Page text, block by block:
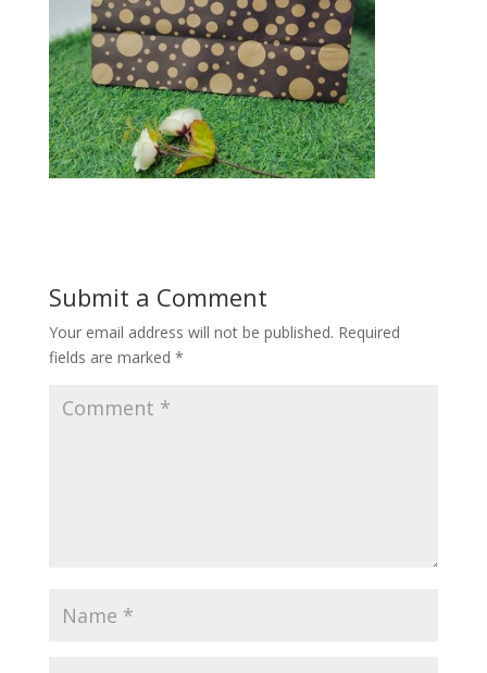
Submit a Comment
Your email address will not be published. Required
fields are marked *